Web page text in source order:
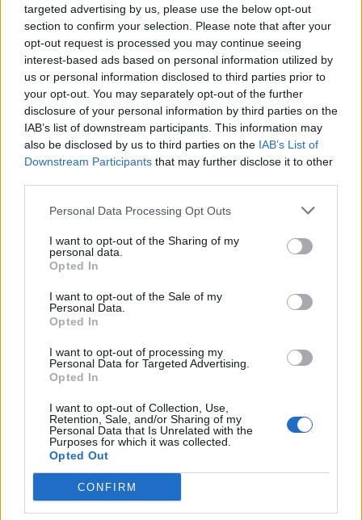
targeted advertising by us, please use the below opt-out
section to confirm your selection. Please note that after your
opt-out request is processed you may continue seeing
interest-based ads based on personal information utilized by
us or personal information disclosed to third parties prior to
your opt-out. You may separately opt-out of the further
disclosure of your personal information by third parties on the
IAB’s list of downstream participants. This information may
also be disclosed by us to third parties on the IAB’s List of
Downstream Participants that may further disclose it to other
Personal Data Processing Opt Outs
I want to opt-out of the Sharing of my
personal data.
Opted In
I want to opt-out of the Sale of my
Personal Data.
Opted In
I want to opt-out of processing my
Personal Data for Targeted Advertising.
Opted In
I want to opt-out of Collection, Use,
Retention, Sale, and/or Sharing of my
Personal Data that Is Unrelated with the
Purposes for which it was collected.
Opted Out
CONFIRM
PNL
PSD
AUR
UDMR
PMP (Tomac)
Forța Dreptei (L. Orban)
PNȚMM
POT (Gavrilă)
PACE (Peia)
Acțiunea Conservatoare (Târziu)
PDF (Lazarus)
PUSL (D. Voiculescu)
PNȚCD (Pavelescu)
Partidul Patrioților (Surugiu)
FAR (Coarnă)
România pe Primul Loc (Ponta)